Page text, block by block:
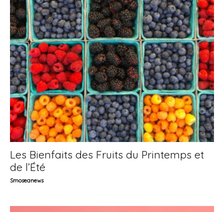
Les Bienfaits des Fruits du Printemps et
de l’Été
Smoseanews